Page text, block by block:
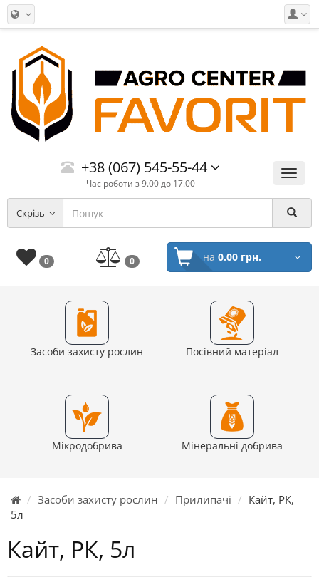
Меню
+38 (067) 545-55-44
Час роботи з 9.00 до 17.00
Скрізь
0 0 на 0.00 грн.
Засоби захисту рослин Посівний матеріал
Мікродобрива Мінеральні добрива
Засоби захисту рослин Прилипачі
Кайт, РК,
5л
Кайт, РК, 5л